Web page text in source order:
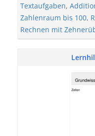
Textaufgaben,
Zahlenraum bis 100,
Rechnen mit